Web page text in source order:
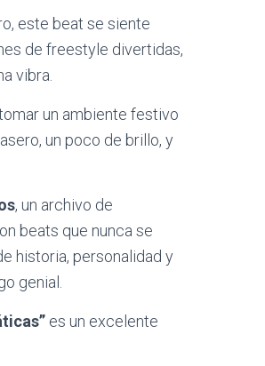
este beat se siente
de freestyle divertidas,
vibra.
un ambiente festivo
un poco de brillo, y
, un archivo de
beats que nunca se
historia, personalidad y
genial.
es un excelente